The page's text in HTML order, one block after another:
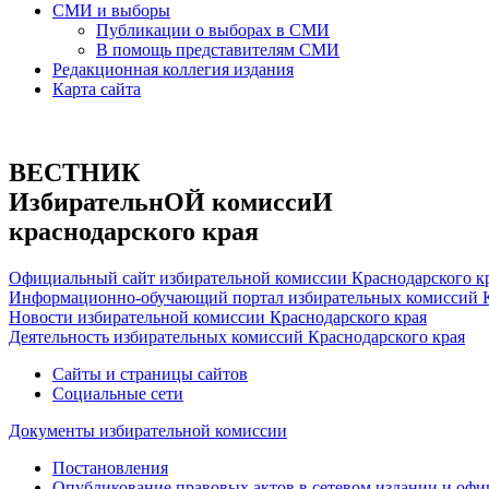
СМИ и выборы
Публикации о выборах в СМИ
В помощь представителям СМИ
Редакционная коллегия издания
Карта сайта
ВЕСТНИК
ИзбирательнОЙ комиссиИ
краснодарского края
Официальный сайт избирательной комиссии Краснодарского
Информационно-обучающий портал избирательных комиссий
Новости избирательной комиссии Краснодарского края
Деятельность избирательных комиссий Краснодарского края
Сайты и страницы сайтов
Социальные сети
Документы избирательной комиссии
Постановления